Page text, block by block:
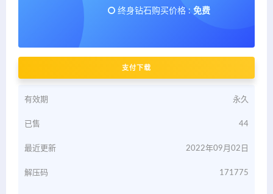
终身钻石购买价格 : 免费
支付下载
有效期 永久
已售 44
最近更新 2022年09月02日
解压码 171775